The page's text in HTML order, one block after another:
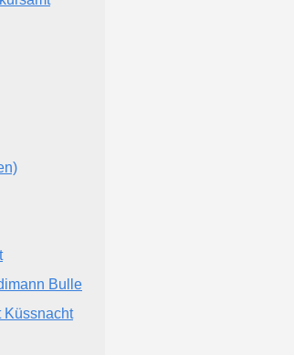
Bulle
Küssnacht